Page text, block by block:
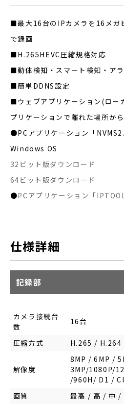
■最大16台のIPカメラを16メガ
で録画
■H.265HEVC圧縮規格対応
■動体検知・スマート検知・ア
■簡単DDNS設定
■ウェブアプリケーション(ロー
プリケーションで離れた場所か
●PCアプリケーション「
Windows OS
32ビット版ダウンロード
64ビット版ダウンロード
●PCアプリケーション「
仕様詳細
記録部
カメラ接続台
数
16台
圧縮方式 H.265 / H.264
解像度
8MP / 6MP /
3MP/1080P/
/960H/ D1 /
画質
最高 / 高 / 中 /